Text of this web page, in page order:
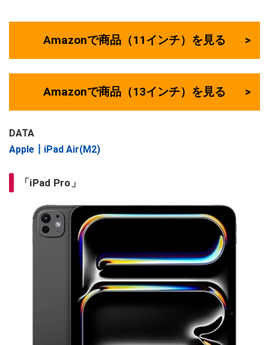
Amazonで商品（11インチ）を見る
Amazonで商品（13インチ）を見る
DATA
Apple┃iPad Air(M2)
「iPad Pro」